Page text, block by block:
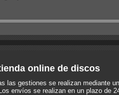
online de discos
las gestiones se realizan mediante
envíos se realizan en un plazo de